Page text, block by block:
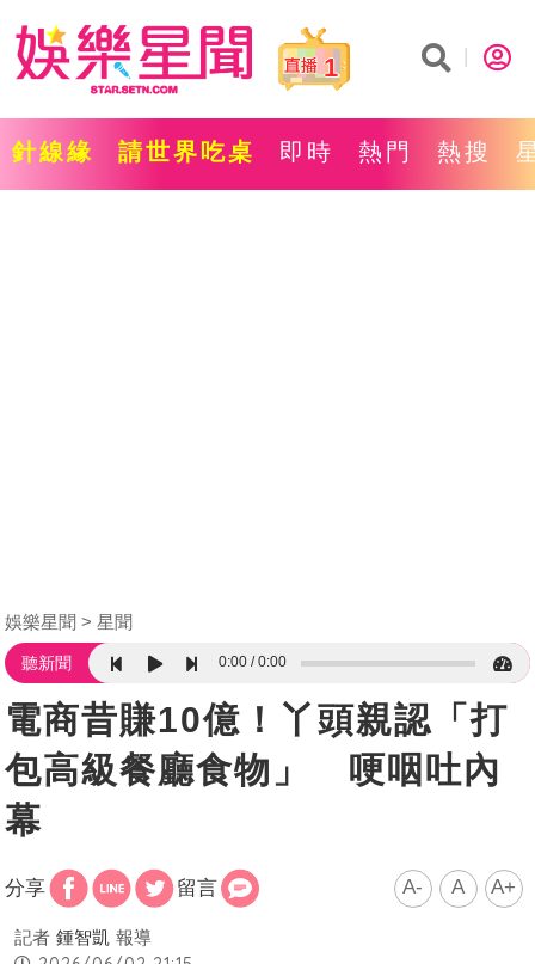
1
針線緣 請世界吃桌 即時 熱門 熱搜
娛樂星聞 星聞
聽新聞 0:00 0:00
電商昔賺10億！丫頭親認「打
包高級餐廳食物」 哽咽吐內
幕
分享 留言 A- A A+
記者 鍾智凱 報導